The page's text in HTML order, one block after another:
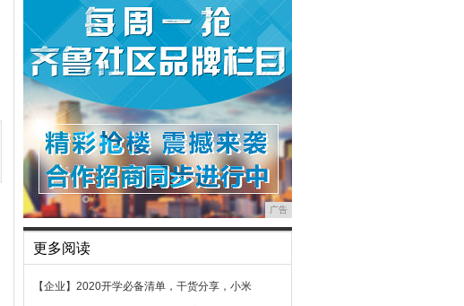
广告
更多阅读
【企业】 2020开学必备清单，干货分享，小米